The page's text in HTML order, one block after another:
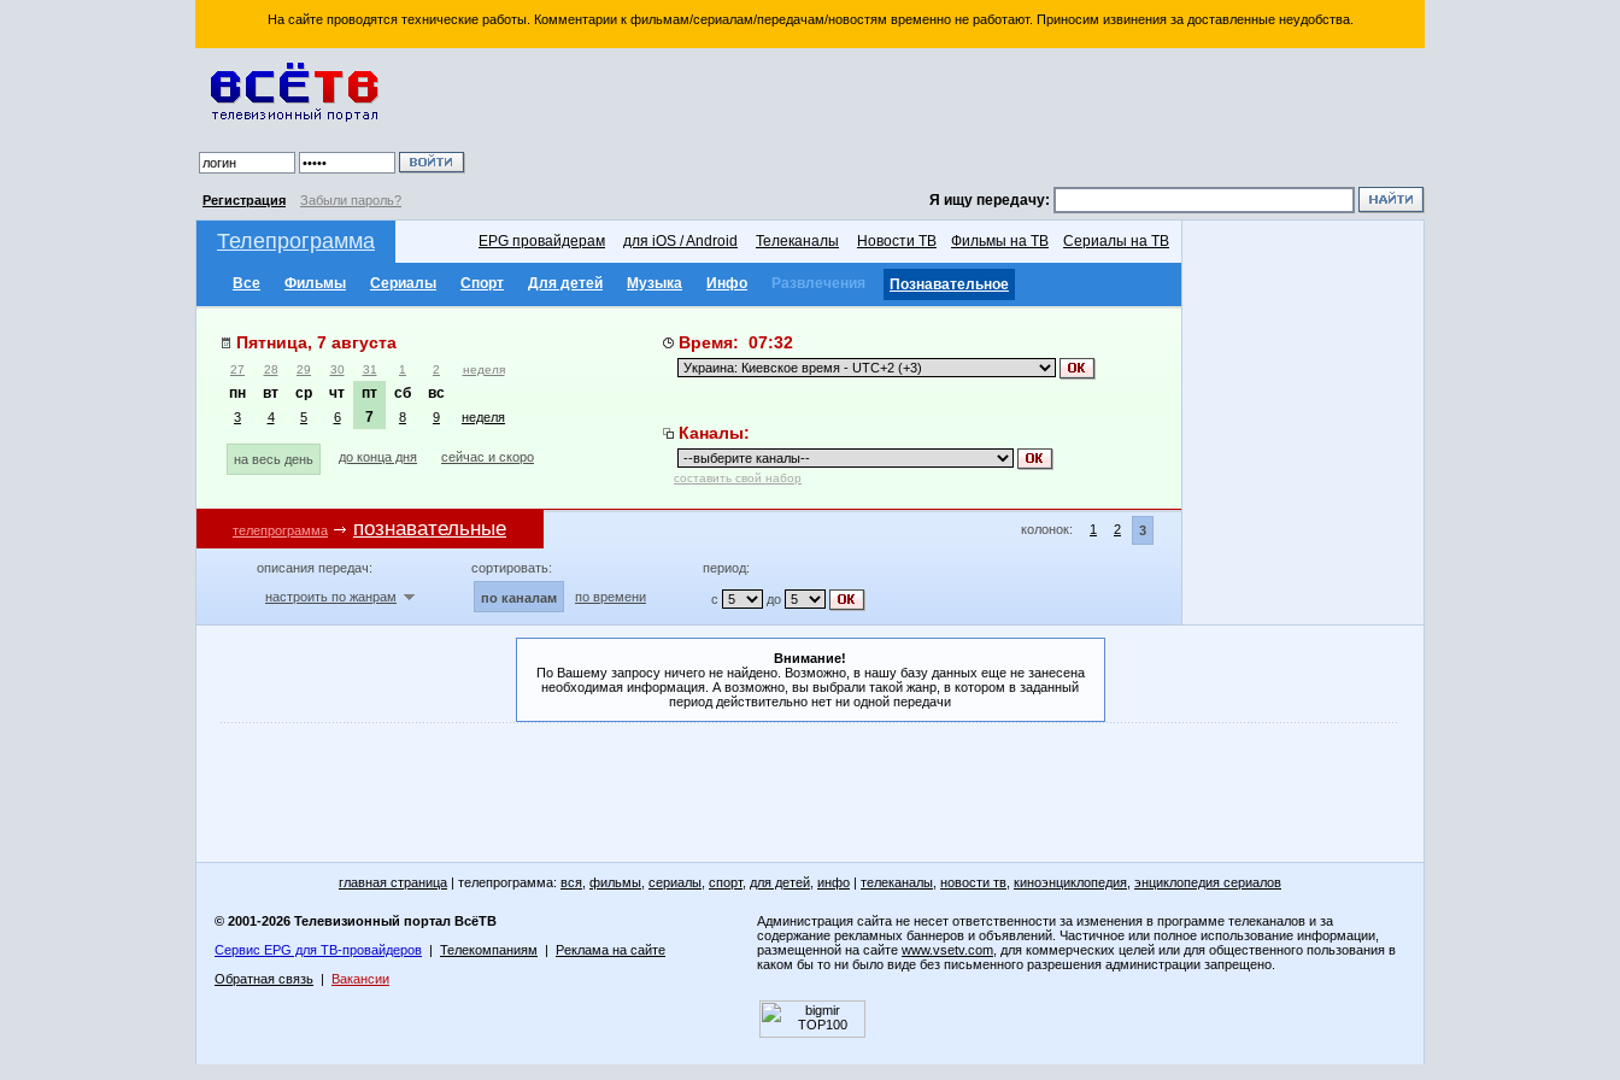
На сайте проводятся технические работы. Комментарии к фильмам/сериалам/передачам/новостям временно не работают. Приносим извинения за доставленные неудобства.
Регистрация Забыли пароль? Я ищу передачу:
Телепрограмма EPG провайдерам для iOS / Android Телеканалы Новости ТВ Фильмы на ТВ Сериалы на ТВ
Все Фильмы Сериалы Спорт Для детей Музыка Инфо Развлечения Познавательное
Пятница, 7 августа
27 28 29 30 31 1 2 неделя
пн вт ср чт пт сб вс
3 4 5 6 7 8 9 неделя
на весь день до конца дня сейчас и скоро
Время: 07:32
Каналы:
составить свой набор
телепрограмма познавательные колонок: 1 2 3
описания передач:
настроить по жанрам
сортировать:
по каналам по времени
период:
с до
Внимание!
По Вашему запросу ничего не найдено. Возможно, в нашу базу данных еще не занесена
необходимая информация. А возможно, вы выбрали такой жанр, в котором в заданный
период действительно нет ни одной передачи
главная страница | телепрограмма: вся фильмы сериалы спорт, для детей инфо | телеканалы новости тв киноэнциклопедия энциклопедия сериалов
© 2001-2026 Телевизионный портал ВсёТВ
Сервис EPG для ТВ-провайдеров | Телекомпаниям | Реклама на сайте
Обратная связь | Вакансии
Администрация сайта не несет ответственности за изменения в программе телеканалов и за
содержание рекламных баннеров и объявлений. Частичное или полное использование информации,
размещенной на сайте www.vsetv.com , для коммерческих целей или для общественного пользования в
каком бы то ни было виде без письменного разрешения администрации запрещено.